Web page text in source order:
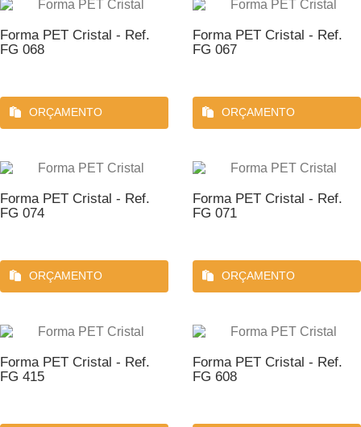
Forma PET Cristal - Ref.
FG 068
ORÇAMENTO
Forma PET Cristal - Ref.
FG 067
ORÇAMENTO
Forma PET Cristal - Ref.
FG 074
ORÇAMENTO
Forma PET Cristal - Ref.
FG 071
ORÇAMENTO
Forma PET Cristal - Ref.
FG 415
Forma PET Cristal - Ref.
FG 608